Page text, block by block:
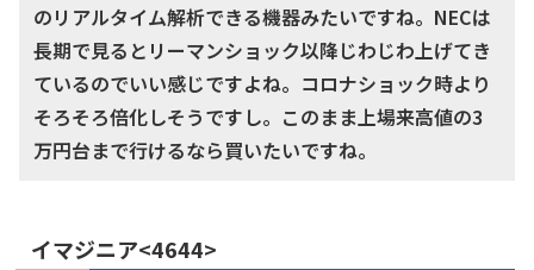
のリアルタイム解析できる機器みたいですね。NECは
長期で見るとリーマンショック以降じわじわ上げてき
ているのでいい感じですよね。コロナショック時より
そろそろ倍化しそうですし。このまま上場来高値の3
万円台まで行けるなら買いたいですね。
イマジニア<4644>